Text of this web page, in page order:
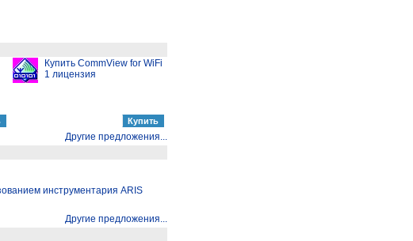
Купить CommView for WiFi
1 лицензия
Другие предложения...
инструментария ARIS
Другие предложения...